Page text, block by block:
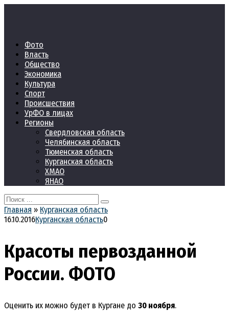
Фото
Власть
Общество
Экономика
Культура
Спорт
Происшествия
УрФО в лицах
Регионы
Свердловская область
Челябинская область
Тюменская область
Курганская область
ХМАО
ЯНАО
Search
for:
Главная » Курганская область
16.10.2016Курганская область0
Красоты первозданной
России. ФОТО
Оценить их можно будет в Кургане до 30 ноября.